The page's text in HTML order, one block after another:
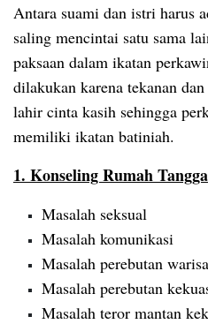
Antara suami dan istri harus
saling mencintai satu sama
paksaan dalam ikatan
dilakukan karena tekanan
lahir cinta kasih sehingga
memiliki ikatan batiniah.
1. Konseling Rumah Tangga
Masalah seksual
Masalah komunikasi
Masalah perebutan
Masalah perebutan
Masalah teror mantan